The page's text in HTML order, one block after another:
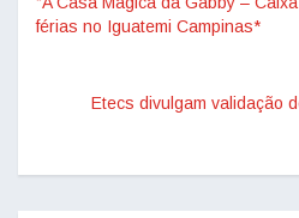
férias no Iguatemi Campinas*
Etecs divulgam validação